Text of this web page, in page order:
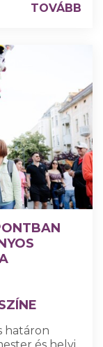
TOVÁBB
határon